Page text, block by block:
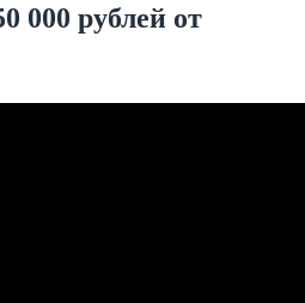
000 рублей от